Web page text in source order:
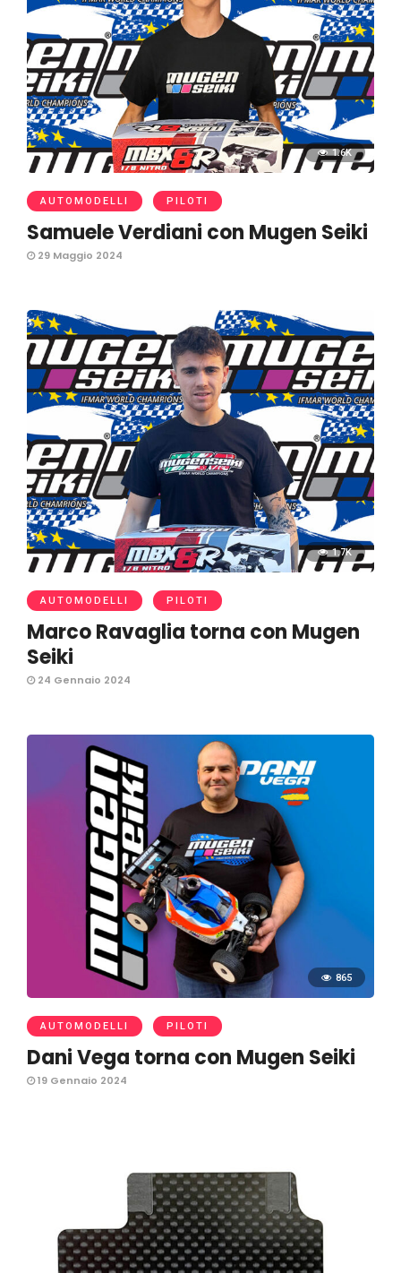
1.6K
AUTOMODELLI PILOTI
Samuele Verdiani con Mugen Seiki
29 Maggio 2024
1.7K
AUTOMODELLI PILOTI
Marco Ravaglia torna con Mugen
Seiki
24 Gennaio 2024
865
AUTOMODELLI PILOTI
Dani Vega torna con Mugen Seiki
19 Gennaio 2024